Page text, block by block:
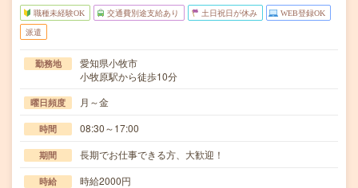
職種未経験OK 交通費別途支給あり 土日祝日が休み WEB登録OK
派遣
勤務地
愛知県小牧市
小牧原駅から徒歩10分
曜日頻度 月～金
時間 08:30～17:00
期間 長期でお仕事できる方、大歓迎！
時給 時給2000円